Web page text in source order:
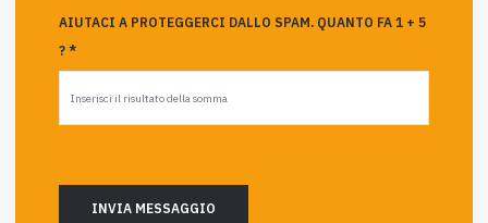
AIUTACI A PROTEGGERCI DALLO SPAM. QUANTO FA 1 + 5
? *
INVIA MESSAGGIO